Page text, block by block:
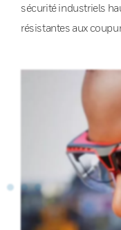
sécurité industriels
résistantes aux